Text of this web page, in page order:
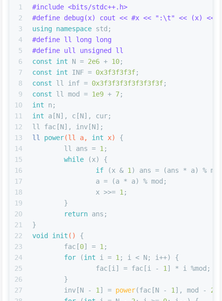
1
2
3
4
5
6
7
8
9
10
11
12
13
14
15
16
17
18
19
20
21
22
23
24
25
26
27
#include <bits/stdc++.h>
#define debug(x) cout << #x << ":\t"
<< (x) <<
using namespace std;
#define ll long long
#define ull unsigned ll
const
int N = 2e6 + 10;
const
int INF = 0x3f3f3f3f;
const ll inf = 0x3f3f3f3f3f3f3f3f;
const ll mod = 1e9 + 7;
int n;
int a[N], c[N], cur;
ll fac[N], inv[N];
ll power(ll a, int x)
{
	ll ans =
1 ;
while (x) {
if (x & 1 ) ans = (ans * a) %
		a = (a * a) % mod;
		x >>=
1 ;
	}
return ans;
}
void
init ()
{
	fac[
0] = 1 ;
for (int i = 1 ; i < N; i++) {
		fac[i] = fac[i -
1 ] * i %mod;
	}
	inv[N -
1 ] = power(fac[N - 1 ], mod - 2